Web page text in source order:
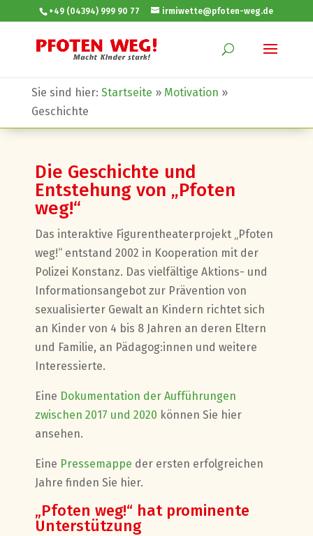
+49 (04394) 999 90 77 irmiwette@pfoten-weg.de
Sie sind hier: Startseite » Motivation »
Geschichte
Die Geschichte und
Entstehung von „Pfoten
weg!“
Das interaktive Figurentheaterprojekt „Pfoten
weg!“ entstand 2002 in Kooperation mit der
Polizei Konstanz. Das vielfältige Aktions- und
Informationsangebot zur Prävention von
sexualisierter Gewalt an Kindern richtet sich
an Kinder von 4 bis 8 Jahren an deren Eltern
und Familie, an Pädagog:innen und weitere
Interessierte.
Eine Dokumentation der Aufführungen
zwischen 2017 und 2020 können Sie hier
ansehen.
Eine Pressemappe der ersten erfolgreichen
Jahre finden Sie hier.
„Pfoten weg!“ hat prominente
Unterstützung